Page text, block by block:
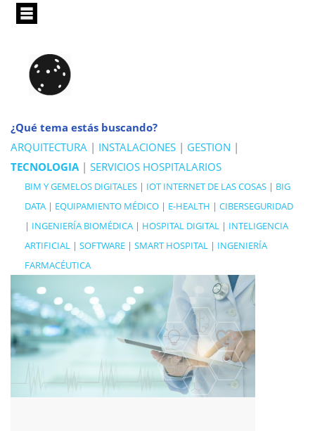
Pasar
principal
¿Qué tema estás buscando?
ARQUITECTURA | INSTALACIONES | GESTION |
TECNOLOGIA| SERVICIOS HOSPITALARIOS
BIM Y GEMELOS DIGITALES | IOT INTERNET DE LAS COSAS | BIG
DATA | EQUIPAMIENTO MÉDICO | E-HEALTH | CIBERSEGURIDAD
| INGENIERÍA BIOMÉDICA | HOSPITAL DIGITAL | INTELIGENCIA
ARTIFICIAL | SOFTWARE | SMART HOSPITAL | INGENIERÍA
FARMACÉUTICA